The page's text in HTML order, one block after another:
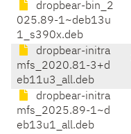
dropbear-bin_2
025.89-1~deb13u
1_s390x.deb
dropbear-initra
mfs_2020.81-3+d
eb11u3_all.deb
dropbear-initra
mfs_2025.89-1~d
eb13u1_all.deb